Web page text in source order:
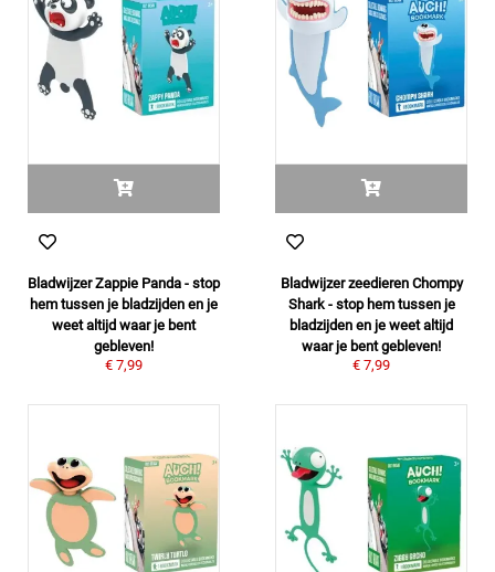
Bladwijzer Zappie Panda - stop
hem tussen je bladzijden en je
weet altijd waar je bent
gebleven!
€ 7,99
Bladwijzer zeedieren Chompy
Shark - stop hem tussen je
bladzijden en je weet altijd
waar je bent gebleven!
€ 7,99